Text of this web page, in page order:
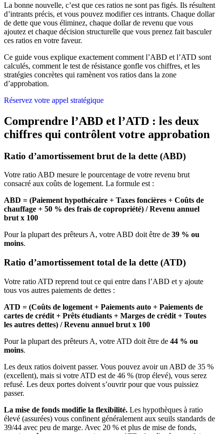
La bonne nouvelle, c’est que ces ratios ne sont pas figés. Ils résultent
d’intrants précis, et vous pouvez modifier ces intrants. Chaque dollar
de dette que vous éliminez, chaque dollar de revenu que vous
ajoutez et chaque décision structurelle que vous prenez fait basculer
ces ratios en votre faveur.
Ce guide vous explique exactement comment l’ABD et l’ATD sont
calculés, comment le test de résistance gonfle vos chiffres, et les
stratégies concrètes qui ramènent vos ratios dans la zone
d’approbation.
Réservez votre appel stratégique
Comprendre l’ABD et l’ATD : les deux
chiffres qui contrôlent votre approbation
Ratio d’amortissement brut de la dette (ABD)
Votre ratio ABD mesure le pourcentage de votre revenu brut
consacré aux coûts de logement. La formule est :
ABD = (Paiement hypothécaire + Taxes foncières + Coûts de
chauffage + 50 % des frais de copropriété) / Revenu annuel
brut x 100
Pour la plupart des prêteurs A, votre ABD doit être de 39 % ou
moins.
Ratio d’amortissement total de la dette (ATD)
Votre ratio ATD reprend tout ce qui entre dans l’ABD et y ajoute
tous vos autres paiements de dettes :
ATD = (Coûts de logement + Paiements auto + Paiements de
cartes de crédit + Prêts étudiants + Marges de crédit + Toutes
les autres dettes) / Revenu annuel brut x 100
Pour la plupart des prêteurs A, votre ATD doit être de 44 % ou
moins.
Les deux ratios doivent passer. Vous pouvez avoir un ABD de 35 %
(excellent), mais si votre ATD est de 46 % (trop élevé), vous serez
refusé. Les deux portes doivent s’ouvrir pour que vous puissiez
passer.
La mise de fonds modifie la flexibilité. Les hypothèques à ratio
élevé (assurées) vous confinent généralement aux seuils standards de
39/44 avec peu de marge. Avec 20 % et plus de mise de fonds,